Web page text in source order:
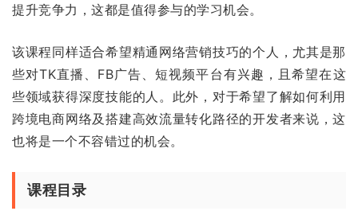
提升竞争力，这都是值得参与的学习机会。
该课程同样适合希望精通网络营销技巧的个人，尤其是那
些对TK直播、FB广告、短视频平台有兴趣，且希望在这
些领域获得深度技能的人。此外，对于希望了解如何利用
跨境电商网络及搭建高效流量转化路径的开发者来说，这
也将是一个不容错过的机会。
课程目录